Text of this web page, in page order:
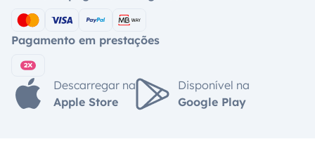
Pagamento em prestações
Descarregar na
Apple Store
Disponível na
Google Play